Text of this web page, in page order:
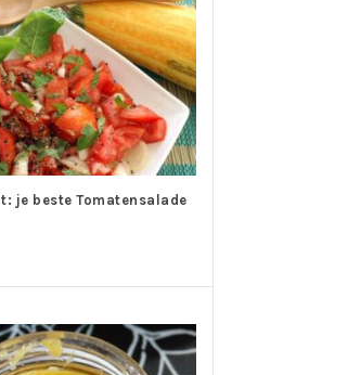
je beste Tomatensalade